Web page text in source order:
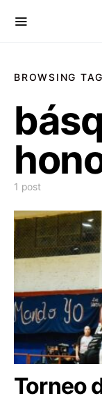
BROWSING TAG
1 post
Torneo